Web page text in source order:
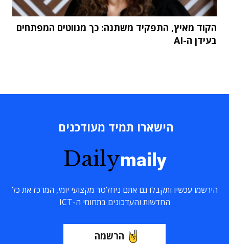
הקוד מאיץ, התפקיד משתנה: כך מנווטים המפתחים
בעידן ה-AI
הישארו תמיד מעודכנים
Dailymaily
הירשמו עכשיו ותקבלו גם אתם ניוזלטר מקצועי יומי, המרכז את כל
החדשות והעדכונים בתחומי ה-ICT
הרשמה